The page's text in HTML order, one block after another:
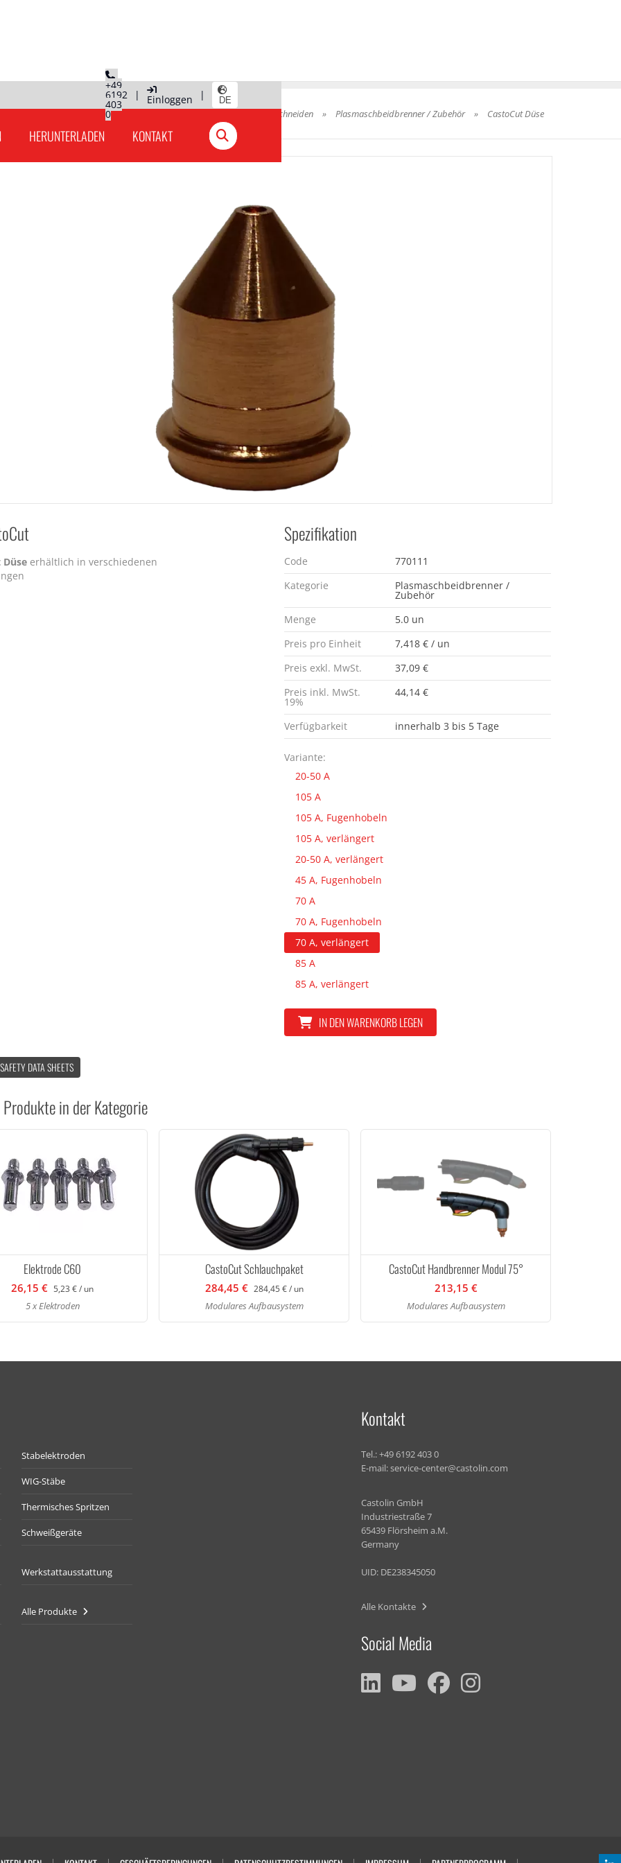
+49
6192
403
0
| Einloggen | DE
HERUNTERLADEN KONTAKT
Hauptseite Plasmaschneiden » Plasmaschbeidbrenner / Zubehör » CastoCut Düse
Düse erhältlich in verschiedenen
Spezifikation
Code
770111
Kategorie
Plasmaschbeidbrenner /
Zubehör
Menge
5.0 un
Preis pro Einheit
7,418 € / un
Preis exkl. MwSt.
37,09 €
Preis inkl. MwSt.
19%
44,14 €
Verfügbarkeit innerhalb 3 bis 5 Tage
Variante:
20-50 A
105 A
105 A, Fugenhobeln
105 A, verlängert
20-50 A, verlängert
45 A, Fugenhobeln
70 A
70 A, Fugenhobeln
70 A, verlängert
85 A
85 A, verlängert
IN DEN WARENKORB LEGEN
DATA SHEETS
in der Kategorie
Elektrode C60
26,15 € 5,23 € / un
5 x Elektroden
CastoCut Schlauchpaket
284,45 € 284,45 € / un
Modulares Aufbausystem
CastoCut Handbrenner Modul 75°
213,15 €
Modulares Aufbausystem
Stabelektroden
WIG-Stäbe
Thermisches Spritzen
Schweißgeräte
Werkstattausstattung
Alle Produkte
Kontakt
Tel.:+49 6192 403 0
E-mail:service-center@castolin.com
Castolin GmbH
Industriestraße 7
65439 Flörsheim a.M.
Germany
UID: DE238345050
Alle Kontakte
Social Media